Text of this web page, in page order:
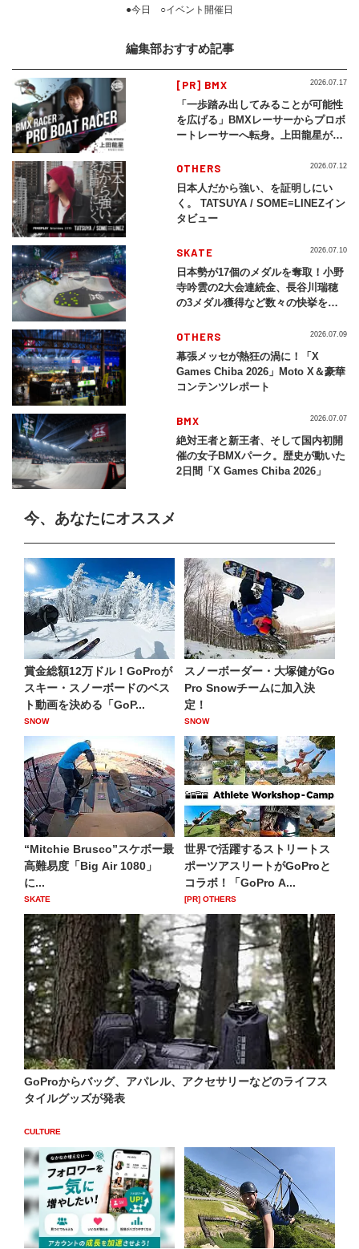
●今日 ○イベント開催日
編集部おすすめ記事
[PR] BMX
「一歩踏み出してみることが可能性
を広げる」BMXレーサーからプロボ
ートレーサーへ転身。上田龍星が体
2026.07.17
OTHERS
日本人だから強い、を証明しにい
く。 TATSUYA / SOME≡LINEZイン
タビュー
2026.07.12
SKATE
日本勢が17個のメダルを奪取！小野
寺吟雲の2大会連続金、長谷川瑞穂
の3メダル獲得など数々の快挙をプ
2026」
2026.07.10
OTHERS
幕張メッセが熱狂の渦に！「X
Games Chiba 2026」Moto X＆豪華
コンテンツレポート
2026.07.09
BMX
絶対王者と新王者、そして国内初開
催の女子BMXパーク。歴史が動いた
2日間「X Games Chiba 2026」
2026.07.07
今、あなたにオススメ
賞金総額12万ドル！GoProが
スキー・スノーボードのベス
ト動画を決める「GoP...
SNOW
スノーボーダー・大塚健がGo
Pro Snowチームに加入決
定！
SNOW
“Mitchie Brusco”スケボー最
高難易度「Big Air 1080」
に...
SKATE
世界で活躍するストリートス
ポーツアスリートがGoProと
コラボ！「GoPro A...
[PR] OTHERS
GoProからバッグ、アパレル、アクセサリーなどのライフス
タイルグッズが発表
CULTURE